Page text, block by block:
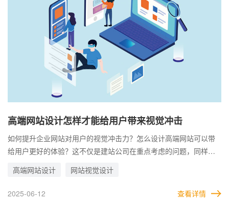
高端网站设计怎样才能给用户带来视觉冲击
如何提升企业网站对用户的视觉冲击力？怎么设计高端网站可以带
给用户更好的体验？这不仅是建站公司在重点考虑的问题，同样也
做高端网站，本质上还是希望能够通过网站的体验，为企业带来商
机和用户。因此，在做高端网站设计方案时，能够提升视觉冲击的
高端网站设计 网站视觉设计
2025-06-12 查看详情